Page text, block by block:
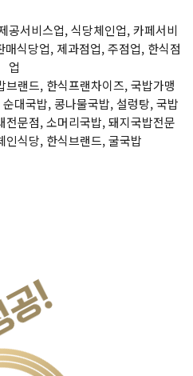
공서비스업, 식당체인업, 카페서비
식당업, 제과점업, 주점업, 한식점
업
랜드, 한식프랜차이즈, 국밥가맹
대국밥, 콩나물국밥, 설렁탕, 국밥
문점, 소머리국밥, 돼지국밥전문
인식당, 한식브랜드, 굴국밥